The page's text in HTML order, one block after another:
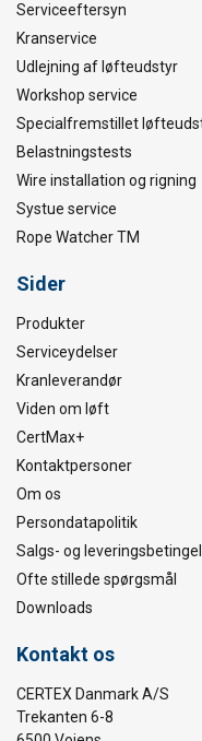
Serviceeftersyn
Kranservice
Udlejning af løfteudstyr
Workshop service
Specialfremstillet
Belastningstests
Wire installation og rigning
Systue service
Rope Watcher TM
Sider
Produkter
Serviceydelser
Kranleverandør
Viden om løft
CertMax+
Kontaktpersoner
Om os
Persondatapolitik
Salgs- og
Ofte stillede spørgsmål
Downloads
Kontakt os
CERTEX Danmark A/S
Trekanten 6-8